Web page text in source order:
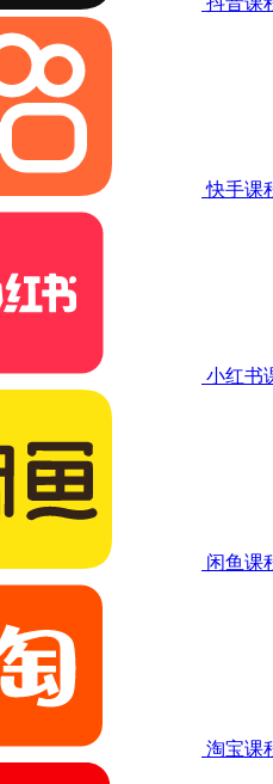
快手课
小红书
闲鱼课
淘宝课